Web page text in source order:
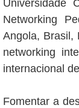
Universidade
Networking
Angola, Brasil,
networking
internacional
Fomentar a